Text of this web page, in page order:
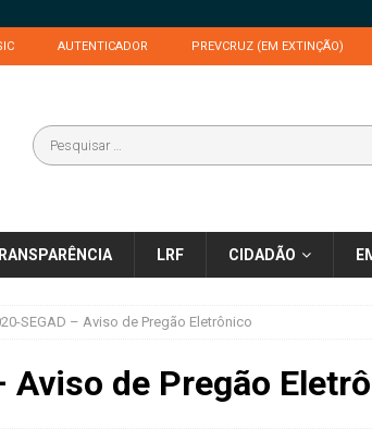
AUTENTICADOR PREVCRUZ (EM EXTINÇÃO)
LRF CIDADÃO
SEGAD – Aviso de Pregão Eletrônico
Aviso de Pregão